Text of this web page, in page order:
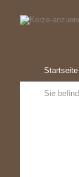
Startseite
Sie